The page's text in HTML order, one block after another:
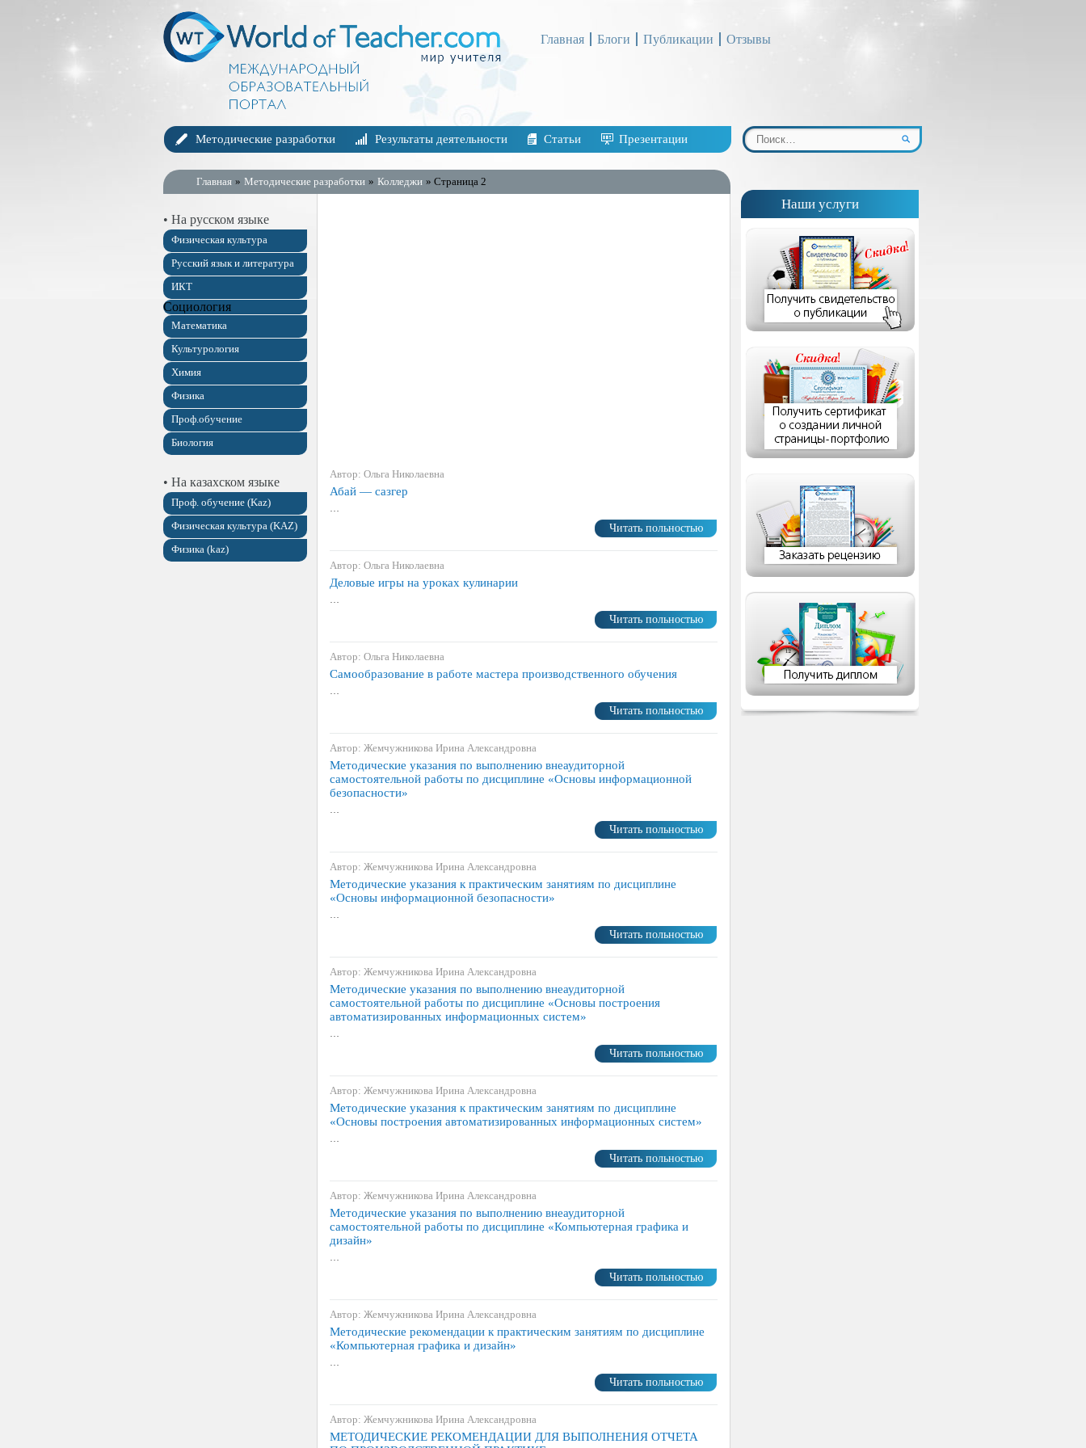
Главная Блоги Публикации Отзывы
Методические разработки Результаты деятельности Статьи Презентации
Главная » Методические разработки » Колледжи » Страница 2
• На русском языке
Физическая культура
Русский язык и литература
ИКТ
Социология
Математика
Культурология
Химия
Физика
Проф.обучение
Биология
• На казахском языке
Проф. обучение (Kaz)
Физическая культура (KAZ)
Физика (kaz)
Автор: Ольга Николаевна
Абай — сазгер
…
Читать польностью
Автор: Ольга Николаевна
Деловые игры на уроках кулинарии
…
Читать польностью
Автор: Ольга Николаевна
Самообразование в работе мастера производственного обучения
…
Читать польностью
Автор: Жемчужникова Ирина Александровна
Методические указания по выполнению внеаудиторной
самостоятельной работы по дисциплине «Основы информационной
безопасности»
…
Читать польностью
Автор: Жемчужникова Ирина Александровна
Методические указания к практическим занятиям по дисциплине
«Основы информационной безопасности»
…
Читать польностью
Автор: Жемчужникова Ирина Александровна
Методические указания по выполнению внеаудиторной
самостоятельной работы по дисциплине «Основы построения
автоматизированных информационных систем»
…
Читать польностью
Автор: Жемчужникова Ирина Александровна
Методические указания к практическим занятиям по дисциплине
«Основы построения автоматизированных информационных систем»
…
Читать польностью
Автор: Жемчужникова Ирина Александровна
Методические указания по выполнению внеаудиторной
самостоятельной работы по дисциплине «Компьютерная графика и
дизайн»
…
Читать польностью
Автор: Жемчужникова Ирина Александровна
Методические рекомендации к практическим занятиям по дисциплине
«Компьютерная графика и дизайн»
…
Читать польностью
Автор: Жемчужникова Ирина Александровна
МЕТОДИЧЕСКИЕ РЕКОМЕНДАЦИИ ДЛЯ ВЫПОЛНЕНИЯ ОТЧЕТА
Наши услуги